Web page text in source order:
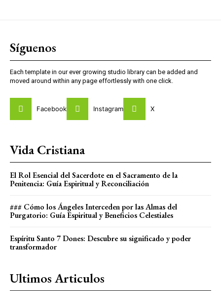
Síguenos
Each template in our ever growing studio library can be added and
moved around within any page effortlessly with one click.
Facebook Instagram X
Vida Cristiana
El Rol Esencial del Sacerdote en el Sacramento de la
Penitencia: Guía Espiritual y Reconciliación
### Cómo los Ángeles Interceden por las Almas del
Purgatorio: Guía Espiritual y Beneficios Celestiales
Espíritu Santo 7 Dones: Descubre su significado y poder
transformador
Ultimos Articulos